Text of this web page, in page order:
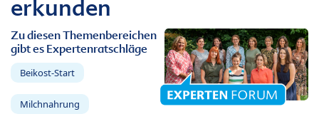
erkunden
Zu diesen Themenbereichen
gibt es Expertenratschläge
Beikost-Start
Milchnahrung